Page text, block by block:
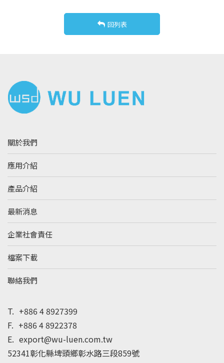
回列表
T. +886 4 8927399
F. +886 4 8922378
E. export@wu-luen.com.tw
52341彰化縣埤頭鄉彰水路三段859號
關於我們
應用介紹
產品介紹
最新消息
企業社會責任
檔案下載
聯絡我們